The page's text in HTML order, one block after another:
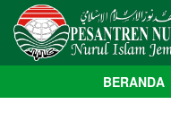
BERANDA